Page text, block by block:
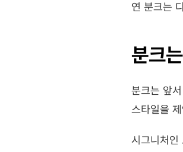
연 분크는
분크
분크는 앞
스타일을
시그니처